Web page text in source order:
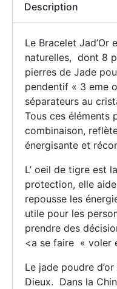
Description
Le Bracelet
naturelles, dont 8
pierres de Jade
pendentif « 3 eme
séparateurs au
Tous ces éléments
combinaison,
énergisante et
L’ oeil de tigre est
protection, elle
repousse les
utile pour les
prendre des
<a se faire « voler
Le jade poudre
Dieux. Dans la